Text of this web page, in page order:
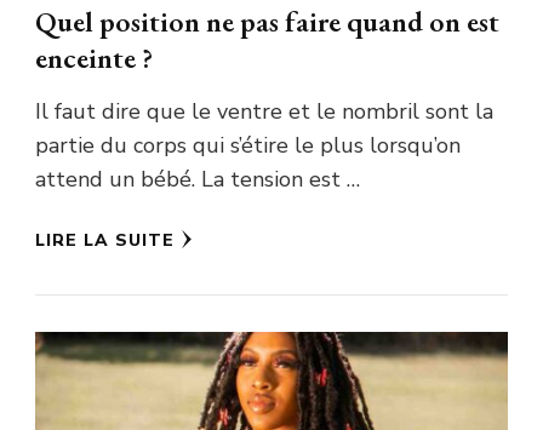
Quel position ne pas faire quand on est
enceinte ?
Il faut dire que le ventre et le nombril sont la
partie du corps qui s’étire le plus lorsqu’on
attend un bébé. La tension est …
LIRE LA SUITE